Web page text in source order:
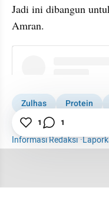
Jadi ini dibangun
Amran.
Zulhas Protein
Sektor Riil
Informasi Redaksi·
1 1